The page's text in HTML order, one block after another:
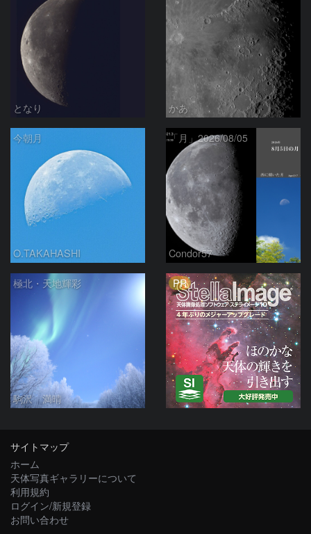
となり かあ
今朝月
O.TAKAHASHI
「月」2026/08/05
Condor57
極北・天地輝彩
駒沢 満晴
PR
サイトマップ
ホーム
天体写真ギャラリーについて
利用規約
ログイン/新規登録
お問い合わせ